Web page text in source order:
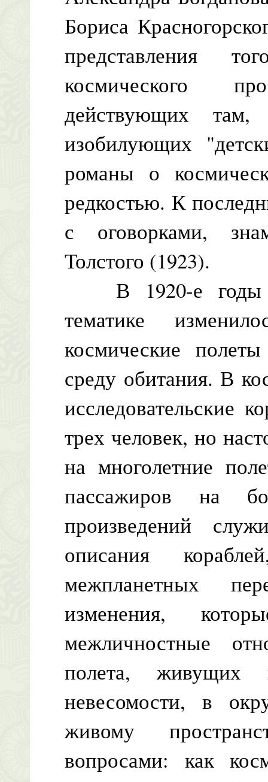
Бориса
представления
космического
действующих там,
изобилующих
романы о
редкостью. К
с оговорками,
Толстого (1923).
В 1920-е годы
тематике
космические
среду обитания. В
исследовательские
трех человек, но
на многолетние
пассажиров на
произведений
описания
межпланетных
изменения,
межличностные
полета, живущих
невесомости, в
живому
вопросами: как